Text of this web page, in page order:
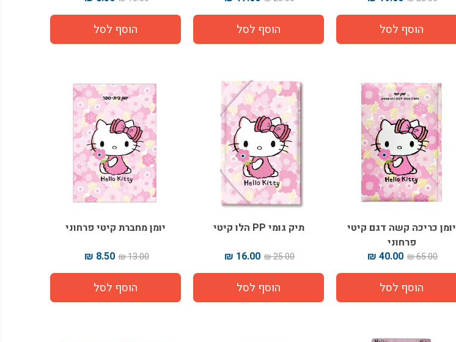
יומן כריכה קשה דגם קיטי
פרחוני
65.00 ₪
40.00 ₪
תיק גומי PP הלו קיטי
25.00 ₪
16.00 ₪
יומן מחברת קיטי פרחוני
13.00 ₪
8.50 ₪